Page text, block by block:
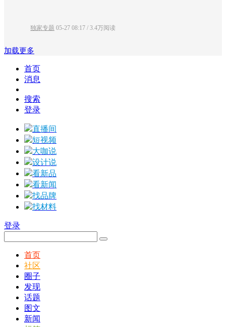
独家专题 05-27 08:17 / 3.4万阅读
加载更多
首页
消息
搜索
登录
直播间
短视频
大咖说
设计说
看新品
看新闻
找品牌
找材料
登录
首页
社区
圈子
发现
话题
图文
新闻